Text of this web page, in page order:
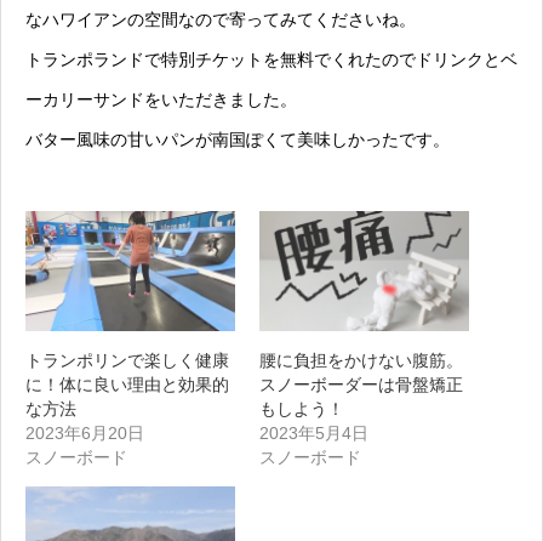
なハワイアンの空間なので寄ってみてくださいね。
トランポランドで特別チケットを無料でくれたのでドリンクとベ
ーカリーサンドをいただきました。
バター風味の甘いパンが南国ぽくて美味しかったです。
トランポリンで楽しく健康
に！体に良い理由と効果的
な方法
2023年6月20日
スノーボード
腰に負担をかけない腹筋。
スノーボーダーは骨盤矯正
もしよう！
2023年5月4日
スノーボード